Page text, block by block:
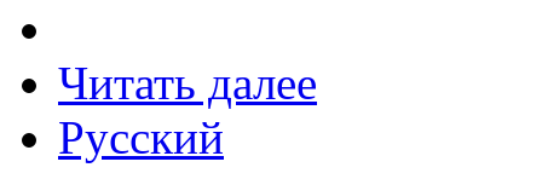
Читать далее
Русский